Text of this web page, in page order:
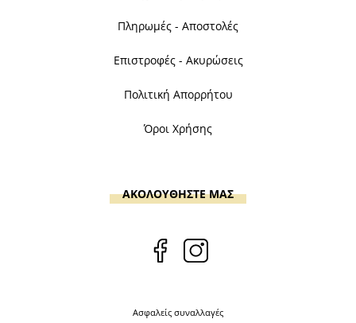
Πληρωμές - Αποστολές
Επιστροφές - Ακυρώσεις
Πολιτική Απορρήτου
Όροι Χρήσης
ΑΚΟΛΟΥΘΗΣΤΕ ΜΑΣ
Ασφαλείς συναλλαγές